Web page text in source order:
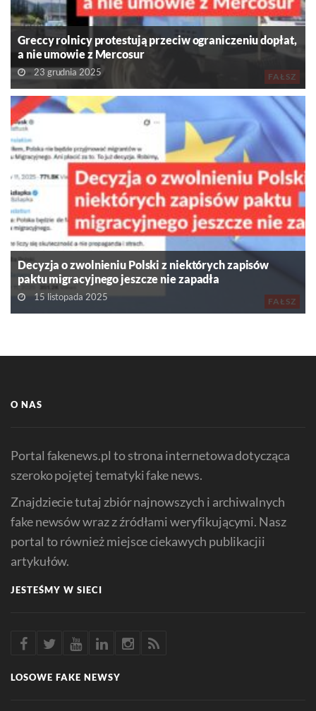
FAŁSZ
Greccy rolnicy protestują przeciw ograniczeniu dopłat,
a nie umowie z Mercosur
23 grudnia 2025
FAŁSZ
Decyzja o zwolnieniu Polski z niektórych zapisów
paktu migracyjnego jeszcze nie zapadła
15 listopada 2025
O NAS
Portal fakenews.pl to strona internetowa dotycząca
szeroko pojętej tematyki fake news.
Znajdziecie tutaj zbiór najnowszych i archiwalnych
fake newsów wraz z źródłami weryfikującymi. Nasz
portal to również miejsce ciekawych publikacjii
artykułów.
JESTEŚMY W SIECI
LOSOWE FAKE NEWSY